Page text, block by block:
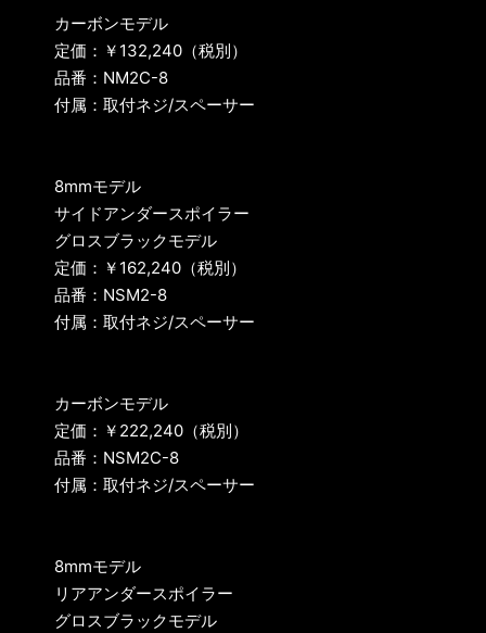
カーボンモデル
定価：￥132,240（税別）
品番：NM2C-8
付属：取付ネジ/スペーサー
8mmモデル
サイドアンダースポイラー
グロスブラックモデル
定価：￥162,240（税別）
品番：NSM2-8
付属：取付ネジ/スペーサー
カーボンモデル
定価：￥222,240（税別）
品番：NSM2C-8
付属：取付ネジ/スペーサー
8mmモデル
リアアンダースポイラー
グロスブラックモデル